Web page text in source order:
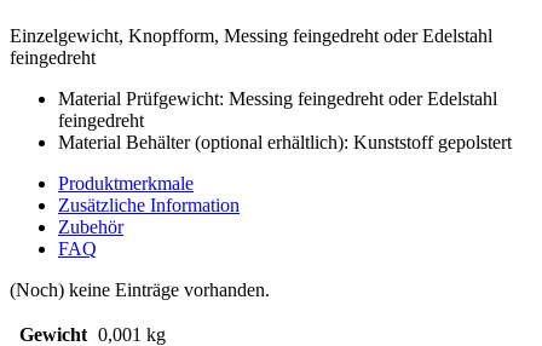
Einzelgewicht, Knopfform, Messing feingedreht oder Edelstahl
feingedreht
Material Prüfgewicht: Messing feingedreht oder Edelstahl
feingedreht
Material Behälter (optional erhältlich): Kunststoff gepolstert
Produktmerkmale
Zusätzliche Information
Zubehör
FAQ
(Noch) keine Einträge vorhanden.
Gewicht 0,001 kg